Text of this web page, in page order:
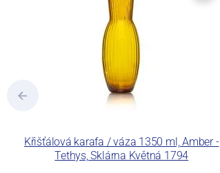
Křišťálová karafa / váza 1350 ml, Amber -
Tethys, Sklárna Květná 1794